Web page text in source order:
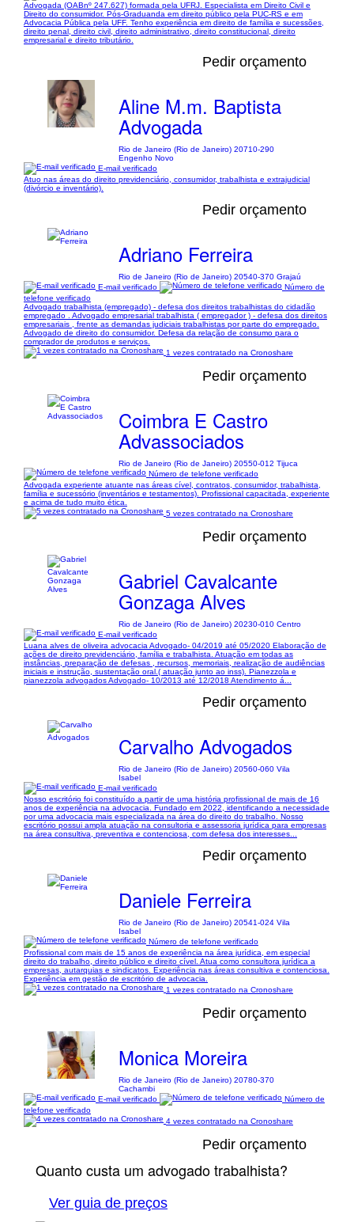
Advogada (OABnº 247.627) formada pela UFRJ. Especialista em Direito Civil e
Direito do consumidor. Pós-Graduanda em direito público pela PUC-RS e em
Advocacia Pública pela UFF. Tenho experiência em direito de família e sucessões,
direito penal, direito civil, direito administrativo, direito constitucional, direito
empresarial e direito tributário.
Pedir orçamento
Aline M.m. Baptista
Advogada
Rio de Janeiro (Rio de Janeiro) 20710-290
Engenho Novo
E-mail verificado
Atuo nas áreas do direito previdenciário, consumidor, trabalhista e extrajudicial
(divórcio e inventário).
Pedir orçamento
Adriano Ferreira
Rio de Janeiro (Rio de Janeiro) 20540-370 Grajaú
E-mail verificado
Número de
telefone verificado
Advogado trabalhista (empregado) - defesa dos direitos trabalhistas do cidadão
empregado . Advogado empresarial trabalhista ( empregador ) - defesa dos direitos
empresariais , frente as demandas judiciais trabalhistas por parte do empregado.
Advogado de direito do consumidor. Defesa da relação de consumo para o
comprador de produtos e serviços.
1 vezes contratado na Cronoshare
Pedir orçamento
Coimbra E Castro
Advassociados
Rio de Janeiro (Rio de Janeiro) 20550-012 Tijuca
Número de telefone verificado
Advogada experiente atuante nas áreas cível, contratos, consumidor, trabalhista,
família e sucessório (inventários e testamentos). Profissional capacitada, experiente
e acima de tudo muito ética.
5 vezes contratado na Cronoshare
Pedir orçamento
Gabriel Cavalcante
Gonzaga Alves
Rio de Janeiro (Rio de Janeiro) 20230-010 Centro
E-mail verificado
Luana alves de oliveira advocacia Advogado- 04/2019 até 05/2020 Elaboração de
ações de direito previdenciário, família e trabalhista. Atuação em todas as
instâncias, preparação de defesas , recursos, memoriais, realização de audiências
iniciais e instrução, sustentação oral.( atuação junto ao inss). Pianezzola e
pianezzola advogados Advogado- 10/2013 até 12/2018 Atendimento á...
Pedir orçamento
Carvalho Advogados
Rio de Janeiro (Rio de Janeiro) 20560-060 Vila
Isabel
E-mail verificado
Nosso escritório foi constituído a partir de uma história profissional de mais de 16
anos de experiência na advocacia. Fundado em 2022, identificando a necessidade
por uma advocacia mais especializada na área do direito do trabalho. Nosso
escritório possui ampla atuação na consultoria e assessoria jurídica para empresas
na área consultiva, preventiva e contenciosa, com defesa dos interesses...
Pedir orçamento
Daniele Ferreira
Rio de Janeiro (Rio de Janeiro) 20541-024 Vila
Isabel
Número de telefone verificado
Profissional com mais de 15 anos de experiência na área jurídica, em especial
direito do trabalho, direito público e direito cível. Atua como consultora jurídica a
empresas, autarquias e sindicatos. Experiência nas áreas consultiva e contenciosa.
Experiência em gestão de escritório de advocacia.
1 vezes contratado na Cronoshare
Pedir orçamento
Monica Moreira
Rio de Janeiro (Rio de Janeiro) 20780-370
Cachambi
E-mail verificado
Número de
telefone verificado
4 vezes contratado na Cronoshare
Pedir orçamento
Quanto custa um advogado trabalhista?
Ver guia de preços